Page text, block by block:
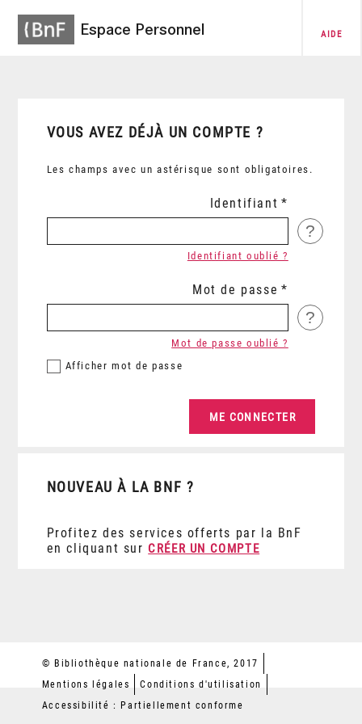
Espace Personnel AIDE
VOUS AVEZ DÉJÀ UN COMPTE ?
Les champs avec un astérisque sont obligatoires.
Identifiant
?
Identifiant oublié ?
Mot de passe
?
Afficher mot de passe
Mot de passe oublié ?
NOUVEAU À LA BNF ?
Profitez des services offerts par la BnF
en cliquant sur CRÉER UN COMPTE
© Bibliothèque nationale de France, 2017
Mentions légales
Conditions d'utilisation
Accessibilité : Partiellement conforme